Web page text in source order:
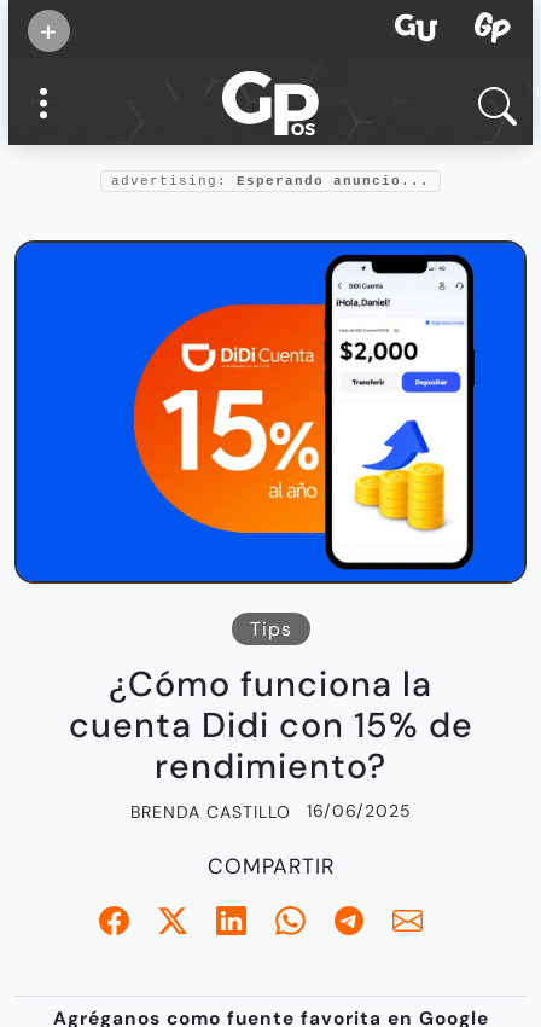
+
confianza
Foro salud
advertising: Esperando anuncio...
Tips
¿Cómo funciona la
cuenta Didi con 15% de
rendimiento?
BRENDA CASTILLO 16/06/2025
COMPARTIR
Agréganos como fuente favorita en Google